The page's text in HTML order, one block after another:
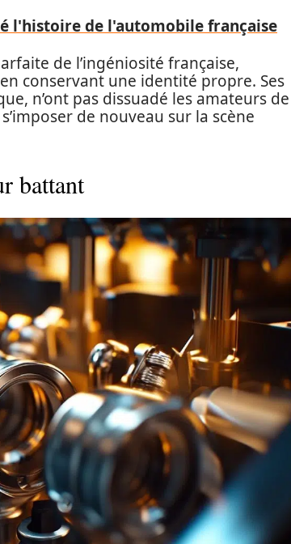
l'histoire de l'automobile française
de l’ingéniosité française,
conservant une identité propre. Ses
n’ont pas dissuadé les amateurs de
de nouveau sur la scène
battant